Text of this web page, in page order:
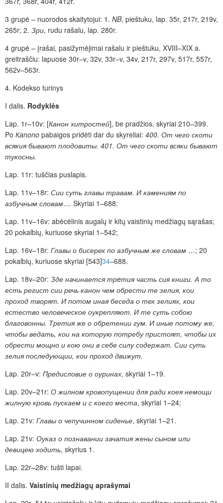
3 grupė – nuorodos skaitytojui: 1. NB, pieštuku, lap. 35r, 217r, 219v,
265r; 2. Зри, rudu rašalu, lap. 280r.
4 grupė – įrašai, pasižymėjimai rašalu ir pieštuku, XVIII–XIX a.
greitraščiu: lapuose 30r–v, 32v, 33r–v, 34v, 217r, 297v, 517r, 557r,
562v–563r.
4. Kodekso turinys
I dalis. Rodyklės
Lap. 1r–10v: [Канон хитростей], be pradžios, skyriai 210–399.
Po Кanono pabaigos pridėti dar du skyreliai: 400. От чего скоти
всякия бывают плодовиты. 401. От чего скоти всяки бывают
тукосны.
Lap. 11r: tuščias puslapis.
Lap. 11v–18r: Сии суть главы травам. И камениям по
азбучным словам.... Skyriai 1–688:
Lap. 11v–16v: abėcėlinis augalų ir kitų vaistinių medžiagų sąrašas;
20 pokalbių, kuriuose skyriai 1–542;
Lap. 16v–18r: Главы о бисерех по азбучным же словам …; 20
pokalbių, kuriuose skyriai [543]34–688.
Lap. 18v–20r: Зде начинается трeтия часть сия книги. А то
есть регист сии речь канон чем обрести те зелия, кои
проход творят. И потом иная беседа о тех зелиях, кои
естество человеческое оукрепляют. И те суть собою
благовонны. Третия же о обретении гум. И иные потому же,
чтобы ведать, кои на которую потребу пристоят, чтобы их
обрести мощно и кою они в себе силу содержат. Сии суть
зелия последующии, кои проход движут.
Lap. 20r–v: Предисловие о оуринах, skyriai 1–19.
Lap. 20v–21r: О жилном кровопущении для ради коея немощи
жилную кровь пускаем и с коего места, skyriai 1–24;
Lap. 21v: Главы о чепучинном сиденье, skyriai 1–21.
Lap. 21v: Оуказ о познавании зачатия жены сыном или
девицею ходить, skyrius 1.
Lap. 22r–28v: tušti lapai.
II dalis. Vaistinių medžiagų aprašymai